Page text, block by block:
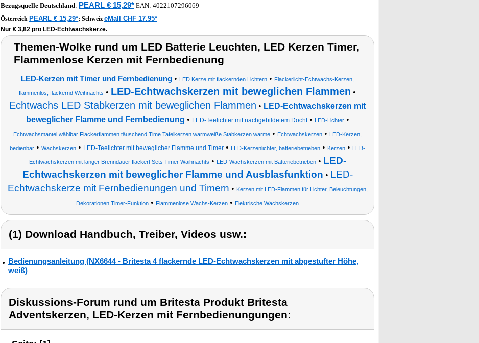
Bezugsquelle Deutschland: PEARL € 15,29* EAN: 4022107296069
Österreich PEARL € 15,29*; Schweiz eMall CHF 17.95*
Nur € 3,82 pro LED-Echtwachskerze.
Themen-Wolke rund um LED Batterie Leuchten, LED Kerzen Timer,
Flammenlose Kerzen mit Fernbedienung
LED-Kerzen mit Timer und Fernbedienung • LED Kerze mit flackernden Lichtern • Flackerlicht-Echtwachs-Kerzen,
flammenlos, flackernd Weihnachts • LED-Echtwachskerzen mit beweglichen Flammen •
Echtwachs LED Stabkerzen mit beweglichen Flammen • LED-Echtwachskerzen mit
beweglicher Flamme und Fernbedienung • LED-Teelichter mit nachgebildetem Docht• LED-Lichter•
Echtwachsmantel wählbar Flackerflammen täuschend Time Tafelkerzen warmweiße Stabkerzen warme • Echtwachskerzen • LED-Kerzen,
bedienbar • Wachskerzen • LED-Teelichter mit beweglicher Flamme und Timer • LED-Kerzenlichter, batteriebetrieben • Kerzen • LED-
Echtwachskerzen mit langer Brenndauer flackert Sets Timer Waihnachts • LED-Wachskerzen mit Batteriebetrieben• LED-
Echtwachskerzen mit beweglicher Flamme und Ausblasfunktion • LED-
Echtwachskerze mit Fernbedienungen und Timern • Kerzen mit LED-Flammen für Lichter, Beleuchtungen,
Dekorationen Timer-Funktion • Flammenlose Wachs-Kerzen • Elektrische Wachskerzen
(1) Download Handbuch, Treiber, Videos usw.:
Bedienungsanleitung (NX6644 - Britesta 4 flackernde LED-Echtwachskerzen mit abgestufter Höhe,
weiß)
Diskussions-Forum rund um Britesta Produkt Britesta
Adventskerzen, LED-Kerzen mit Fernbedienungungen: